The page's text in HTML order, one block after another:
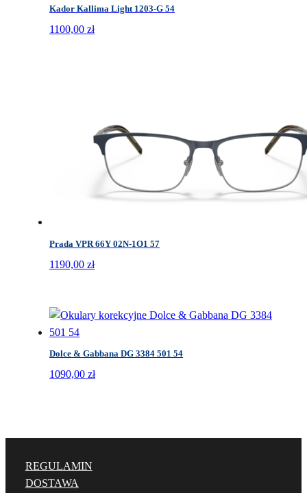
Kador Kallima Light 1203-G 54
1100,00 zł
Prada VPR 66Y 02N-1O1 57
1190,00 zł
Dolce & Gabbana DG 3384 501 54
1090,00 zł
REGULAMIN
DOSTAWA